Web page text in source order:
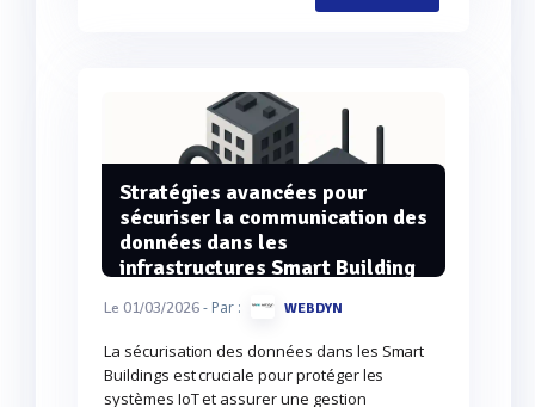
Stratégies avancées pour
sécuriser la communication des
données dans les
infrastructures Smart Building
Le 01/03/2026- Par : WEBDYN
La sécurisation des données dans les Smart
Buildings est cruciale pour protéger les
systèmes IoT et assurer une gestion